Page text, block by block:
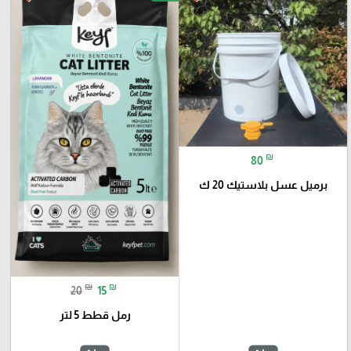
80 ₪
برميل عسل بلاستيك 20 ك
20 ₪ 15 ₪
رمل قطط 5 لتر